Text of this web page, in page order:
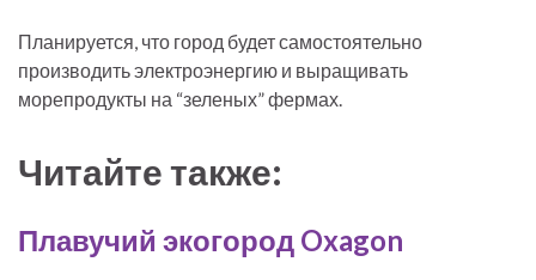
Планируется, что город будет самостоятельно
производить электроэнергию и выращивать
морепродукты на “зеленых” фермах.
Читайте также:
Плавучий экогород Oxagon